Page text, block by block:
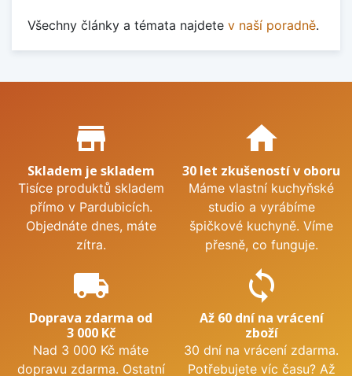
Všechny články a témata najdete v naší poradně.
Proč nakupovat u nás?
store_mall_directory
Skladem je skladem
Tisíce produktů skladem
přímo v Pardubicích.
Objednáte dnes, máte
zítra.
home
30 let zkušeností v oboru
Máme vlastní kuchyňské
studio a vyrábíme
špičkové kuchyně. Víme
přesně, co funguje.
local_shipping
Doprava zdarma od
3 000 Kč
Nad 3 000 Kč máte
dopravu zdarma. Ostatní
sync
Až 60 dní na vrácení
zboží
30 dní na vrácení zdarma.
Potřebujete víc času? Až